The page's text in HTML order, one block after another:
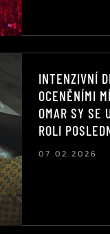
INTENZIVNÍ
OCENĚNÍMI
OMAR SY SE
ROLI
07.02.2026